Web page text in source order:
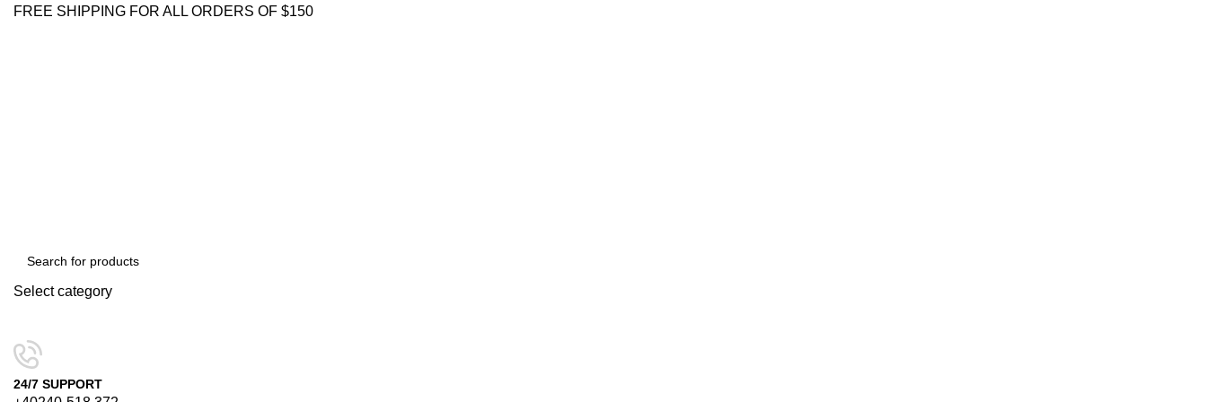
FREE SHIPPING FOR ALL ORDERS OF $150
Select category
24/7 SUPPORT